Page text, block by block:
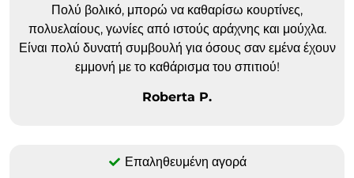
Πολύ βολικό, μπορώ να καθαρίσω κουρτίνες,
πολυελαίους, γωνίες από ιστούς αράχνης και μούχλα.
Είναι πολύ δυνατή συμβουλή για όσους σαν εμένα έχουν
εμμονή με το καθάρισμα του σπιτιού!
Roberta P.
Επαληθευμένη αγορά